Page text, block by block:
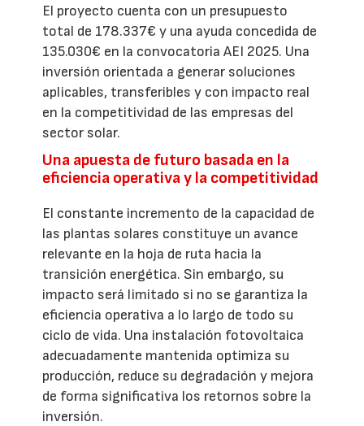
El proyecto cuenta con un presupuesto
total de 178.337€ y una ayuda concedida de
135.030€ en la convocatoria AEI 2025. Una
inversión orientada a generar soluciones
aplicables, transferibles y con impacto real
en la competitividad de las empresas del
sector solar.
Una apuesta de futuro basada en la
eficiencia operativa y la competitividad
El constante incremento de la capacidad de
las plantas solares constituye un avance
relevante en la hoja de ruta hacia la
transición energética. Sin embargo, su
impacto será limitado si no se garantiza la
eficiencia operativa a lo largo de todo su
ciclo de vida. Una instalación fotovoltaica
adecuadamente mantenida optimiza su
producción, reduce su degradación y mejora
de forma significativa los retornos sobre la
inversión.